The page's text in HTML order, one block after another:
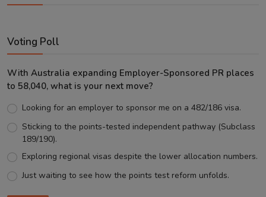
Voting Poll
With Australia expanding Employer-Sponsored PR places
to 58,040, what is your next move?
Looking for an employer to sponsor me on a 482/186 visa.
Sticking to the points-tested independent pathway (Subclass
189/190).
Exploring regional visas despite the lower allocation numbers.
Just waiting to see how the points test reform unfolds.